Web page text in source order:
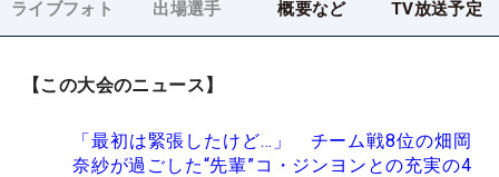
ライブフォト 出場選手 概要など TV放送予定
【この大会のニュース】
「最初は緊張したけど…」 チーム戦8位の畑岡
奈紗が過ごした“先輩”コ・ジンヨンとの充実の4